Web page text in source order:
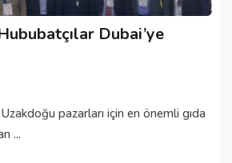
Dubai’ye
pazarları için en önemli gıda
...